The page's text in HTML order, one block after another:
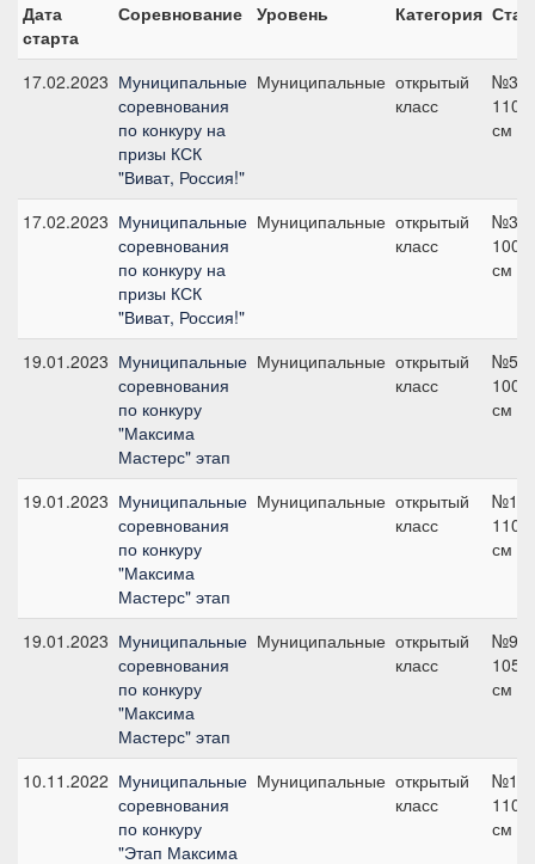
Дата
старта
Соревнование Уровень Категория
17.02.2023 Муниципальные
соревнования
по конкуру на
призы КСК
"Виват, Россия!"
Муниципальные открытый
класс
№3,
110
см
17.02.2023 Муниципальные
соревнования
по конкуру на
призы КСК
"Виват, Россия!"
Муниципальные открытый
класс
№3,
100
см
19.01.2023 Муниципальные
соревнования
по конкуру
"Максима
Мастерс" этап
Муниципальные открытый
класс
№5,
100
см
19.01.2023 Муниципальные
соревнования
по конкуру
"Максима
Мастерс" этап
Муниципальные открытый
класс
№12,
110
см
19.01.2023 Муниципальные
соревнования
по конкуру
"Максима
Мастерс" этап
Муниципальные открытый
класс
№9,
105
см
10.11.2022 Муниципальные
соревнования
по конкуру
"Этап Максима
Муниципальные открытый
класс
№10,
110
см